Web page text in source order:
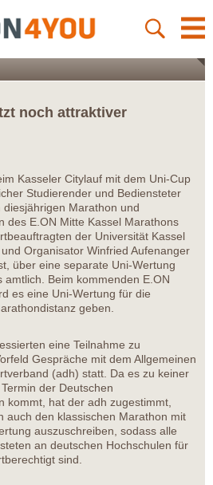
noch attraktiver
Kasseler Citylauf mit dem Uni-Cup
Studierender und Bediensteter
Marathon und
des E.ON Mitte Kassel Marathons
der Universität Kassel
Organisator Winfried Aufenanger
über eine separate Uni-Wertung
amtlich. Beim kommenden E.ON
es eine Uni-Wertung für die
geben.
eine Teilnahme zu
Gespräche mit dem Allgemeinen
(adh) statt. Da es zu keiner
der Deutschen
kommt, hat der adh zugestimmt,
auch den klassischen Marathon mit
auszuschreiben, sodass alle
an deutschen Hochschulen für
sind.